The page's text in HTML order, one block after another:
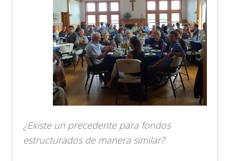
¿Existe un precedente para fondos
estructurados de manera similar?